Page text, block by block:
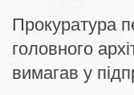
Прокуратура
головного
вимагав у